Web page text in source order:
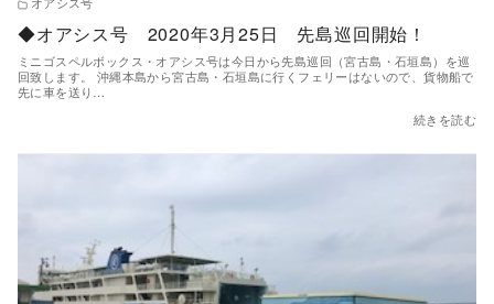
◆オアシス号 2020年3月25日 先島巡回開始！
ミニゴスペルボックス・オアシス号は今日から先島巡回（宮古島・石垣島）を巡
回致します。 沖縄本島から宮古島・石垣島に行くフェリーはないので、貨物船で
先に車を送り…
続きを読む